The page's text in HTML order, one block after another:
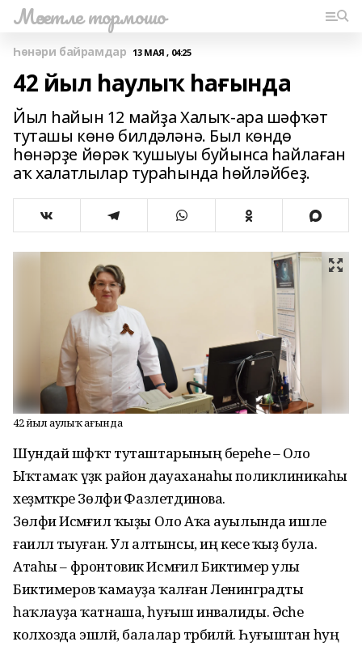
Мәсетле тормошо
Һөнәри байрамдар 13 МАЯ , 04:25
42 йыл һаулыҡ һағында
Йыл һайын 12 майҙа Халыҡ-ара шәфҡәт
туташы көнө билдәләнә. Был көндө
һөнәрҙе йөрәк ҡушыуы буйынса һайлаған
аҡ халатлылар тураһында һөйләйбеҙ.
42 йыл һаулыҡ һағында
Шундай шәфҡәт туташтарының береһе – Оло
Ыҡтамаҡ үҙәк район дауаханаһы поликлиникаһы
хеҙмәткәре Зөлфиә Фазлетдинова.
Зөлфиә Исмәғил ҡыҙы Оло Аҡа ауылында ишле
ғаиләлә тыуған. Ул алтынсы, иң кесе ҡыҙ була.
Атаһы – фронтовик Исмәғил Биктимер улы
Биктимеров ҡамауҙа ҡалған Ленинградты
һаҡлауҙа ҡатнаша, һуғыш инвалиды. Әсәһе
колхозда эшләй, балалар тәрбиәләй. Һуғыштан һуң